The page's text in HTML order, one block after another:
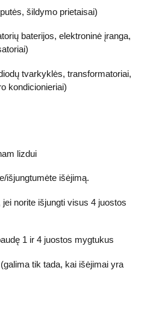
šildymo prietaisai)
baterijos, elektroninė įranga,
tvarkyklės, transformatoriai,
kondicionieriai)
lizdui
išjungtumėte išėjimą.
norite išjungti visus 4 juostos
1 ir 4 juostos mygtukus
tik tada, kai išėjimai yra